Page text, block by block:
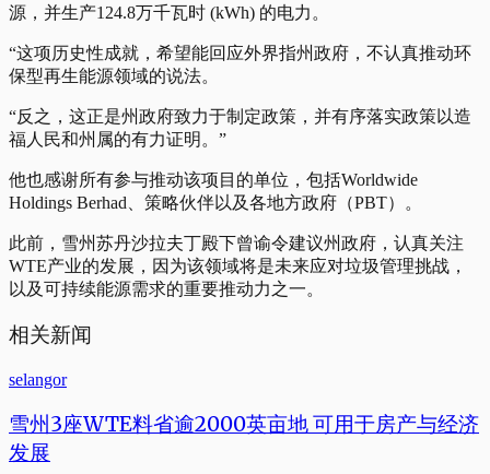
源，并生产124.8万千瓦时 (kWh) 的电力。
“这项历史性成就，希望能回应外界指州政府，不认真推动环
保型再生能源领域的说法。
“反之，这正是州政府致力于制定政策，并有序落实政策以造
福人民和州属的有力证明。”
他也感谢所有参与推动该项目的单位，包括Worldwide
Holdings Berhad、策略伙伴以及各地方政府（PBT）。
此前，雪州苏丹沙拉夫丁殿下曾谕令建议州政府，认真关注
WTE产业的发展，因为该领域将是未来应对垃圾管理挑战，
以及可持续能源需求的重要推动力之一。
相关新闻
selangor
雪州3座WTE料省逾2000英亩地 可用于房产与经济
发展